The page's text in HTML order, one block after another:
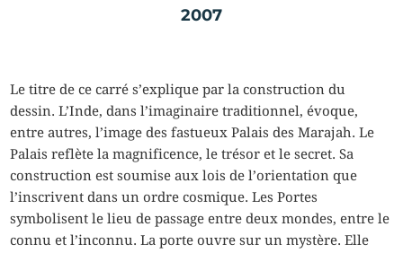
2007
Le titre de ce carré s’explique par la construction du
dessin. L’Inde, dans l’imaginaire traditionnel, évoque,
entre autres, l’image des fastueux Palais des Marajah. Le
Palais reflète la magnificence, le trésor et le secret. Sa
construction est soumise aux lois de l’orientation que
l’inscrivent dans un ordre cosmique. Les Portes
symbolisent le lieu de passage entre deux mondes, entre le
connu et l’inconnu. La porte ouvre sur un mystère. Elle